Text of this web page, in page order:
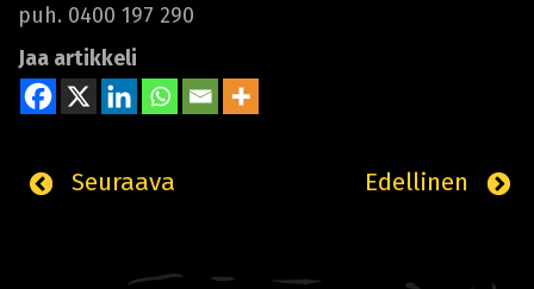
puh. 0400 197 290
Jaa artikkeli
Edellinen
Seuraava